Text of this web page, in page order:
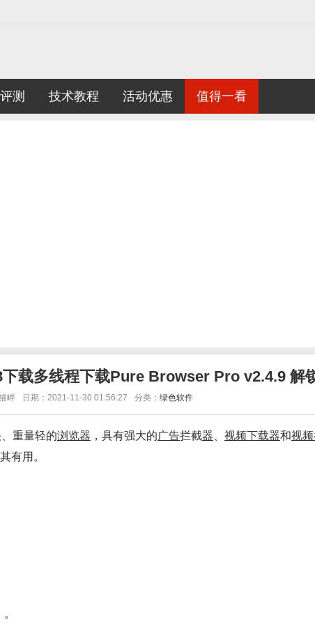
测 技术教程 活动优惠 值得一看
载多线程下载Pure Browser Pro v2.4.9 解
畔 日期：2021-11-30 01:56:27 分类：绿色软件
重量轻的浏览器 ，具有强大的广告拦截器 视频下载器和视频
有用。